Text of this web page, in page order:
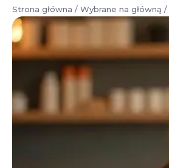
Strona główna / Wybrane na główną /